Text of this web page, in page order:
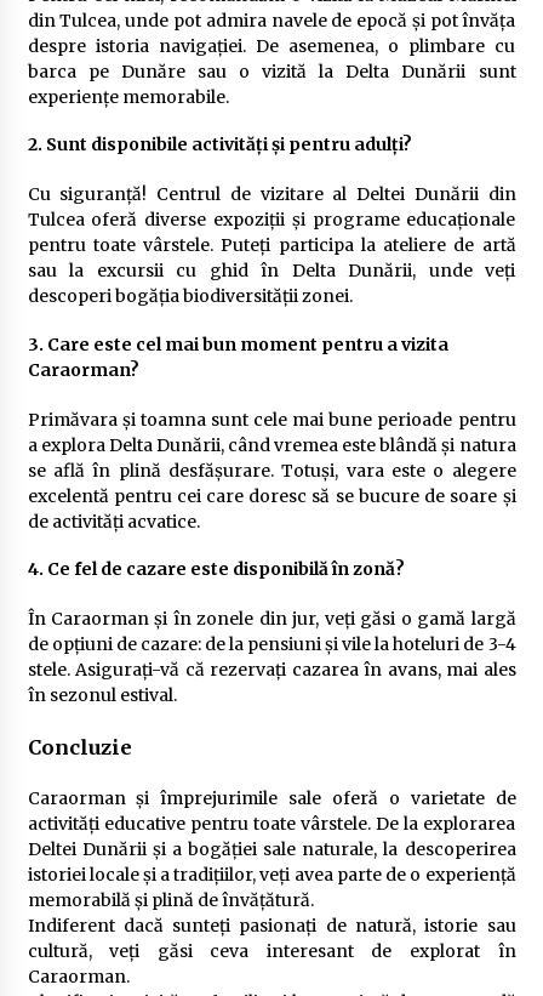
din Tulcea, unde pot admira navele de epocă și pot învăța
despre istoria navigației. De asemenea, o plimbare cu
barca pe Dunăre sau o vizită la Delta Dunării sunt
experiențe memorabile.
2. Sunt disponibile activități și pentru adulți?
Cu siguranță! Centrul de vizitare al Deltei Dunării din
Tulcea oferă diverse expoziții și programe educaționale
pentru toate vârstele. Puteți participa la ateliere de artă
sau la excursii cu ghid în Delta Dunării, unde veți
descoperi bogăția biodiversității zonei.
3. Care este cel mai bun moment pentru a vizita
Caraorman?
Primăvara și toamna sunt cele mai bune perioade pentru
a explora Delta Dunării, când vremea este blândă și natura
se află în plină desfășurare. Totuși, vara este o alegere
excelentă pentru cei care doresc să se bucure de soare și
de activități acvatice.
4. Ce fel de cazare este disponibilă în zonă?
În Caraorman și în zonele din jur, veți găsi o gamă largă
de opțiuni de cazare: de la pensiuni și vile la hoteluri de 3-4
stele. Asigurați-vă că rezervați cazarea în avans, mai ales
în sezonul estival.
Concluzie
Caraorman și împrejurimile sale oferă o varietate de
activități educative pentru toate vârstele. De la explorarea
Deltei Dunării și a bogăției sale naturale, la descoperirea
istoriei locale și a tradițiilor, veți avea parte de o experiență
memorabilă și plină de învățătură.
Indiferent dacă sunteți pasionați de natură, istorie sau
cultură, veți găsi ceva interesant de explorat în
Caraorman.